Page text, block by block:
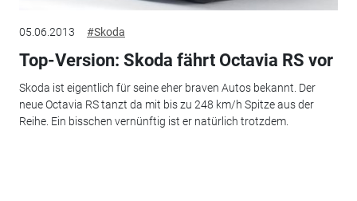
05.06.2013 #Skoda
Top-Version: Skoda fährt Octavia RS vor
Skoda ist eigentlich für seine eher braven Autos bekannt. Der
neue Octavia RS tanzt da mit bis zu 248 km/h Spitze aus der
Reihe. Ein bisschen vernünftig ist er natürlich trotzdem.